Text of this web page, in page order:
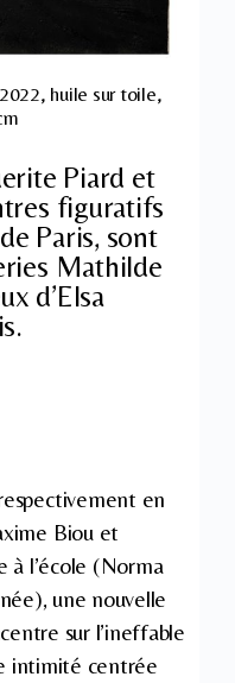
huile sur toile,
Piard et
figuratifs
Paris, sont
Mathilde
d’Elsa
en
Biou et
à l’école (Norma
une nouvelle
sur l’ineffable
intimité centrée